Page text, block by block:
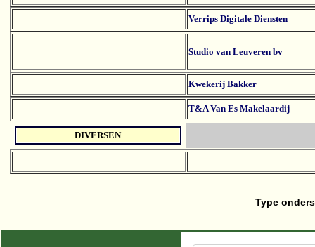
Verrips Digitale Diensten
Studio van Leuveren bv
Kwekerij Bakker
T&A Van Es Makelaardij
DIVERSEN
Type